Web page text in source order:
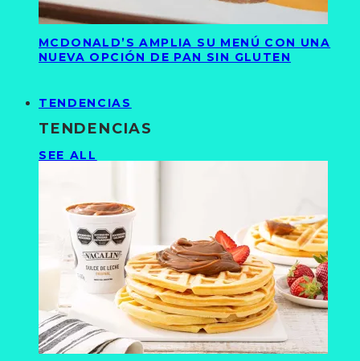
MCDONALD’S AMPLIA SU MENÚ CON UNA
NUEVA OPCIÓN DE PAN SIN GLUTEN
TENDENCIAS
TENDENCIAS
SEE ALL